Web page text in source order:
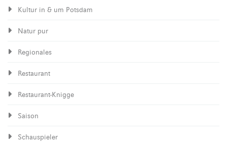
Kultur in & um Potsdam
Natur pur
Regionales
Restaurant
Restaurant-Knigge
Saison
Schauspieler